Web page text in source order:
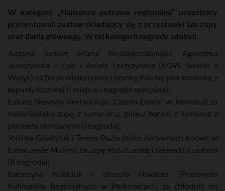
W kategorii „Najlepsza potrawa regionalna” uczestnicy
prezentowali zestaw składający się z przystawki lub zupy
oraz dania głównego. W tej kategorii nagrody zdobyli:
Justyna Torbicz, Marta Benabderrahmane, Agnieszka
Jaroszyńska – Lao i Aniela Leszczyńska (KGW Swańki z
Wyryk) za żurek wielkanocny i szynkę Paschę pod kołderką z
kapusty kiszonej (I miejsce i nagroda specjalna);
Łukasz Skowyra (restauracja „Czarna Dama” w Janowcu) za
nadwiślańską zupę z suma oraz gulasz barani z Janowca z
plackami słomianymi (I nagroda);
Jolanta Gawryluk i Teresa Puzia (Koło Aktywnych Kobiet w
Łobaczewie Małym) za zupę kluszczankę i sakiewki z ziołami
(II nagroda);
Katarzyna Mikiciuk i Urszula Nowicka (Pracownia
Kulinariów Regionalnych w Perkowicach) za chłodnik na